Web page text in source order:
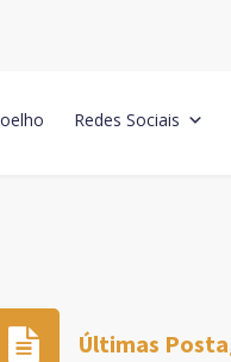
Redes Sociais
Últimas